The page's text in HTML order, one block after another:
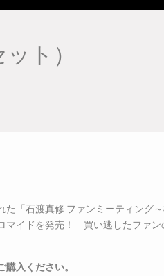
ト）
「石渡真修 ファンミーティング～
マイドを発売！ 買い逃したファン
入ください。